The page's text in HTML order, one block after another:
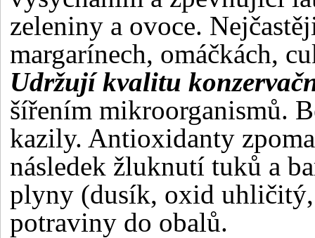
zeleniny a ovoce.
margarínech, omáčkách,
Udržují kvalitu
šířením mikroorganismů.
kazily. Antioxidanty
následek žluknutí tuků a
plyny (dusík, oxid
potraviny do obalů.